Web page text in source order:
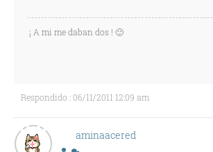
¡ A mi me daban dos ! 🙂
Respondido : 06/11/2011 12:09 am
aminaacered